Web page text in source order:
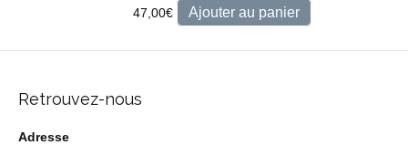
47,00€ Ajouter au panier
Retrouvez-nous
Adresse